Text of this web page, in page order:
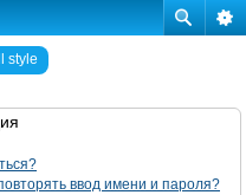
style
ввод имени и пароля?